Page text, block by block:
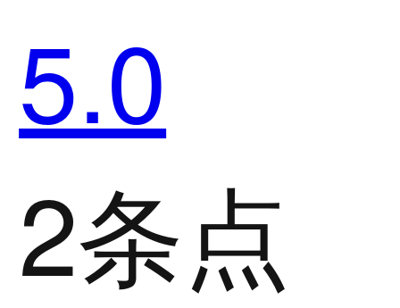
5.0
2条点